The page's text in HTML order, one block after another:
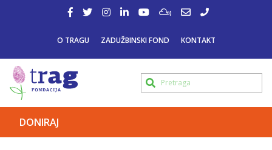
O TRAGU ZADUŽBINSKI FOND KONTAKT
DONIRAJ